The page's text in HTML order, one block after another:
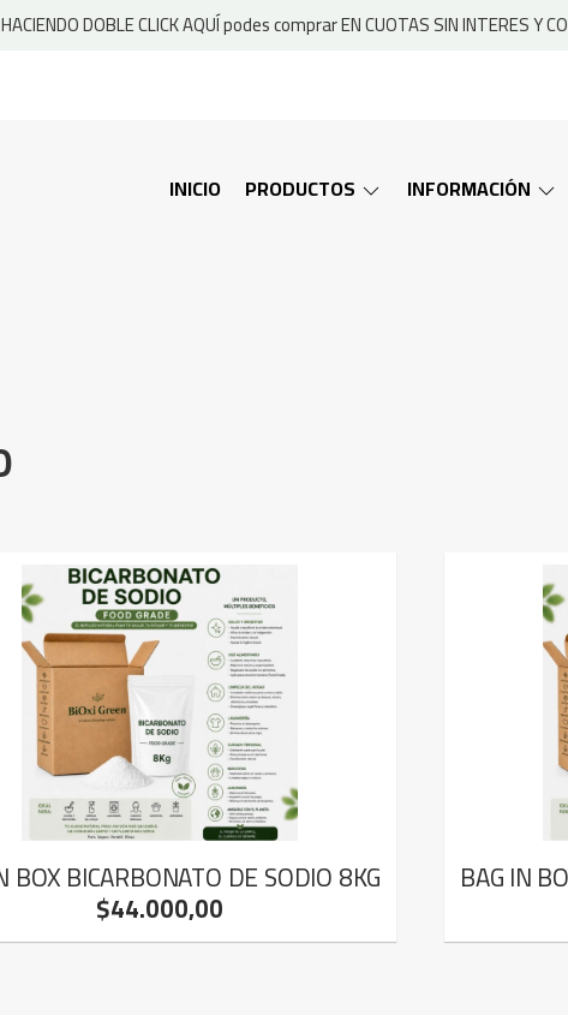
DOBLE CLICK AQUÍ podes comprar EN CUOTAS SIN INTERES Y
INICIO PRODUCTOS INFORMACIÓN
BOX BICARBONATO DE SODIO 8KG
$44.000,00
BAG IN